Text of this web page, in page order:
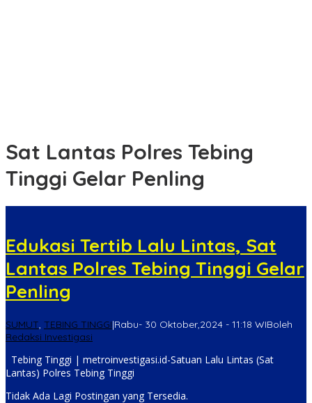
Sat Lantas Polres Tebing
Tinggi Gelar Penling
Edukasi Tertib Lalu Lintas, Sat
Lantas Polres Tebing Tinggi Gelar
Penling
SUMUT, TEBING TINGGI|Rabu- 30 Oktober,2024 - 11:18 WIBoleh
Redaksi Investigasi
Tebing Tinggi | metroinvestigasi.id-Satuan Lalu Lintas (Sat
Lantas) Polres Tebing Tinggi
Tidak Ada Lagi Postingan yang Tersedia.